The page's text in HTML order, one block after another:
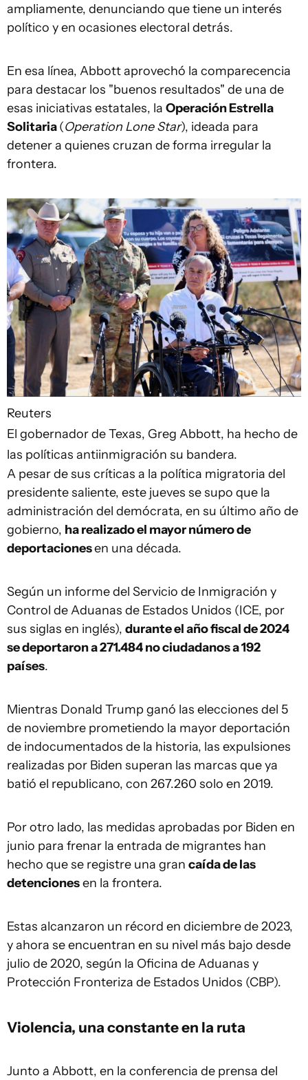
ampliamente, denunciando que tiene un interés
político y en ocasiones electoral detrás.
En esa línea, Abbott aprovechó la comparecencia
para destacar los "buenos resultados" de una de
esas iniciativas estatales, la Operación Estrella
Solitaria(Operation Lone Star), ideada para
detener a quienes cruzan de forma irregular la
frontera.
Reuters
El gobernador de Texas, Greg Abbott, ha hecho de
las políticas antiinmigración su bandera.
A pesar de sus críticas a la política migratoria del
presidente saliente, este jueves se supo que la
administración del demócrata, en su último año de
gobierno, ha realizado el mayor número de
deportacionesen una década.
Según un informe del Servicio de Inmigración y
Control de Aduanas de Estados Unidos (ICE, por
sus siglas en inglés), durante el año fiscal de 2024
se deportaron a 271.484 no ciudadanos a 192
países.
Mientras Donald Trump ganó las elecciones del 5
de noviembre prometiendo la mayor deportación
de indocumentados de la historia, las expulsiones
realizadas por Biden superan las marcas que ya
batió el republicano, con 267.260 solo en 2019.
Por otro lado, las medidas aprobadas por Biden en
junio para frenar la entrada de migrantes han
hecho que se registre una gran caída de las
detencionesen la frontera.
Estas alcanzaron un récord en diciembre de 2023,
y ahora se encuentran en su nivel más bajo desde
julio de 2020, según la Oficina de Aduanas y
Protección Fronteriza de Estados Unidos (CBP).
Violencia, una constante en la ruta
Junto a Abbott, en la conferencia de prensa del